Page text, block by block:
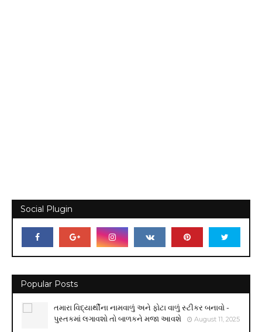
Social Plugin
Popular Posts
તમારા વિદ્યાર્થીના નામવાળું અને ફોટા વાળું સ્ટીકર બનાવો -
પુસ્તકમાં લગાવશો તો બાળકને મજા આવશે
August 11, 2025